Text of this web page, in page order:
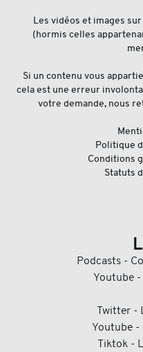
Les vidéos et images
(hormis celles
Si un contenu vous
cela est une erreur
votre demande, nous
Politique
Conditions
Statuts
Podcasts -
Youtube
Twitter -
Youtube -
Tiktok -